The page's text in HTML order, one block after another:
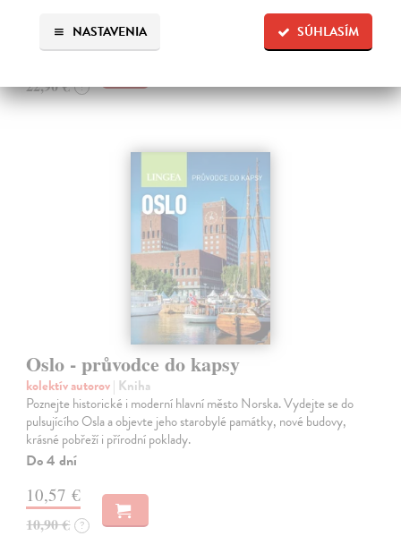
SÚHLASÍM
NASTAVENIA
Na sklade
21,76 €
22,90 € ?
Oslo - průvodce do kapsy
kolektív autorov| Kniha
Poznejte historické i moderní hlavní město Norska. Vydejte se do
pulsujícího Osla a objevte jeho starobylé památky, nové budovy,
krásné pobřeží i přírodní poklady.
Do 4 dní
10,57 €
10,90 € ?